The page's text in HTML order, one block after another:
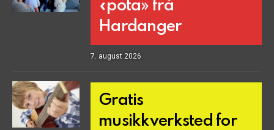
«pota» frå
Hardanger
7. august 2026
Gratis
musikkverksted for